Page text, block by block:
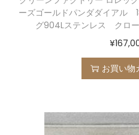
ーズゴールドパンダダイアル
グ904Lステンレス クロ
¥
お買い物